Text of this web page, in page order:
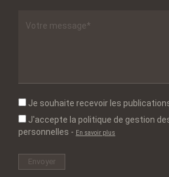
Je souhaite recevoir les
J'accepte la politique de gestion
personnelles - En savoir plus